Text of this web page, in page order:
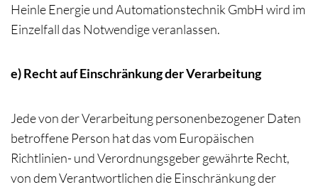
Heinle Energie und Automationstechnik GmbH wird im
Einzelfall das Notwendige veranlassen.
e) Recht auf Einschränkung der Verarbeitung
Jede von der Verarbeitung personenbezogener Daten
betroffene Person hat das vom Europäischen
Richtlinien- und Verordnungsgeber gewährte Recht,
von dem Verantwortlichen die Einschränkung der